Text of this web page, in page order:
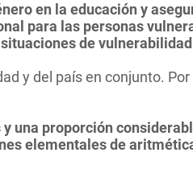
en la educación y
para las personas
de
y del país en conjunto.
una proporción
elementales de